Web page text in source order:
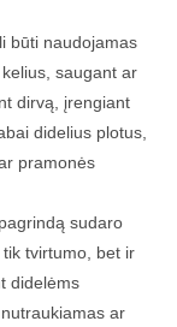
būti naudojamas
saugant ar
dirvą, įrengiant
didelius plotus,
pramonės
sudaro
tvirtumo, bet ir
didelėms
ar